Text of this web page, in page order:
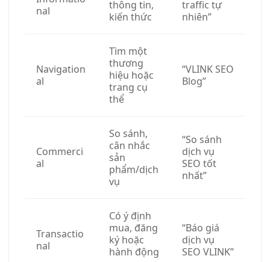
nal
thông tin,
kiến thức
traffic tự
nhiên”
Navigation
al
Tìm một
thương
hiệu hoặc
trang cụ
thể
“VLINK SEO
Blog”
Commerci
al
So sánh,
cân nhắc
sản
phẩm/dịch
vụ
“So sánh
dịch vụ
SEO tốt
nhất”
Transactio
nal
Có ý định
mua, đăng
ký hoặc
hành động
“Báo giá
dịch vụ
SEO VLINK”